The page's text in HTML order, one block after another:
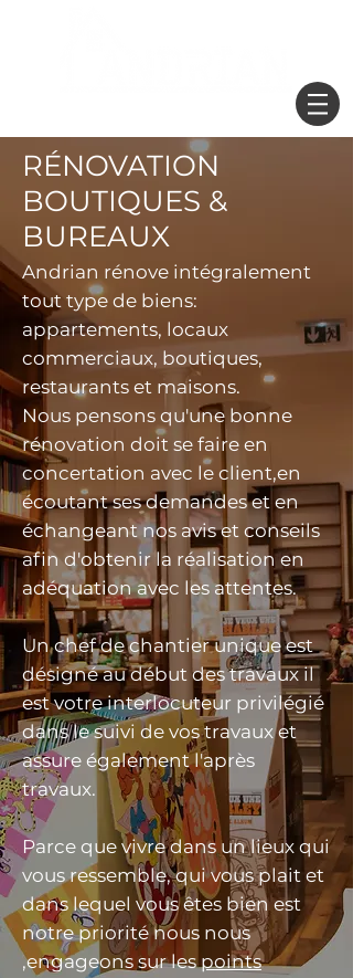
RÉNOVATION
BOUTIQUES &
BUREAUX
Andrian rénove intégralement
tout type de biens:
appartements, locaux
commerciaux, boutiques,
restaurants et maisons.
Nous pensons qu'une bonne
rénovation doit se faire en
concertation avec le client,en
écoutant ses demandes et en
échangeant nos avis et conseils
afin d'obtenir la réalisation en
adéquation avec les attentes.
Un chef de chantier unique est
désigné au début des travaux il
est votre interlocuteur privilégié
dans le suivi de vos travaux et
assure également l'après
travaux.
Parce que vivre dans un lieux qui
vous ressemble, qui vous plait et
dans lequel vous êtes bien est
notre priorité nous nous
,engageons sur lespoints